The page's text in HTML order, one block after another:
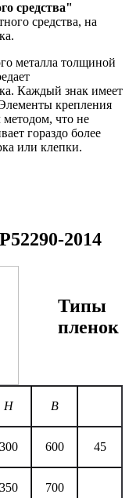
средства"
средства, на
металла толщиной
Каждый знак имеет
крепления
что не
гораздо более
или клепки.
2014
H В
300 600 45
350 700
Типы
пленок